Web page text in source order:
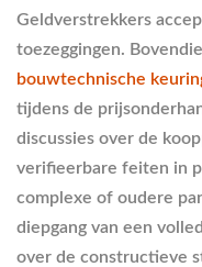
Geldverstrekkers
toezeggingen.
bouwtechnische
tijdens de
discussies over de
verifieerbare feiten in
complexe of oudere
diepgang van een
over de constructieve